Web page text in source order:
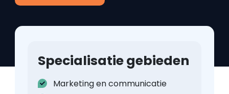
Specialisatie gebieden
Marketing en communicatie